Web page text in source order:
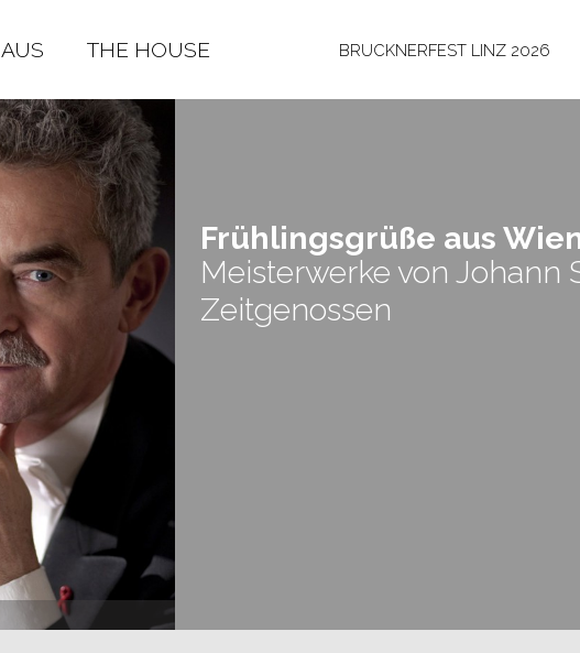
THE HOUSE BRUCKNERFEST LINZ 2026
Früh­lings­grü­ße aus
Meisterwerke von Johann
Zeitgenossen